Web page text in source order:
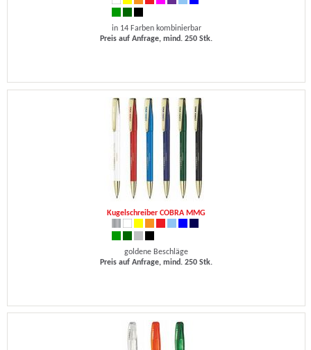
in 14 Farben kombinierbar
Preis auf Anfrage, mind. 250 Stk.
Kugelschreiber COBRA MMG
goldene Beschläge
Preis auf Anfrage, mind. 250 Stk.